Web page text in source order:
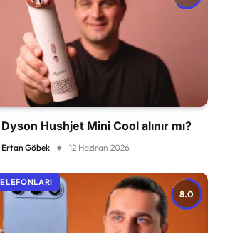
Dyson Hushjet Mini Cool alınır mı?
Ertan Göbek 12 Haziran 2026
8.0